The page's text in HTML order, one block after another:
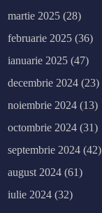
martie 2025 (28)
februarie 2025 (36)
ianuarie 2025 (47)
decembrie 2024 (23)
noiembrie 2024 (13)
octombrie 2024 (31)
septembrie 2024 (42)
august 2024 (61)
iulie 2024 (32)